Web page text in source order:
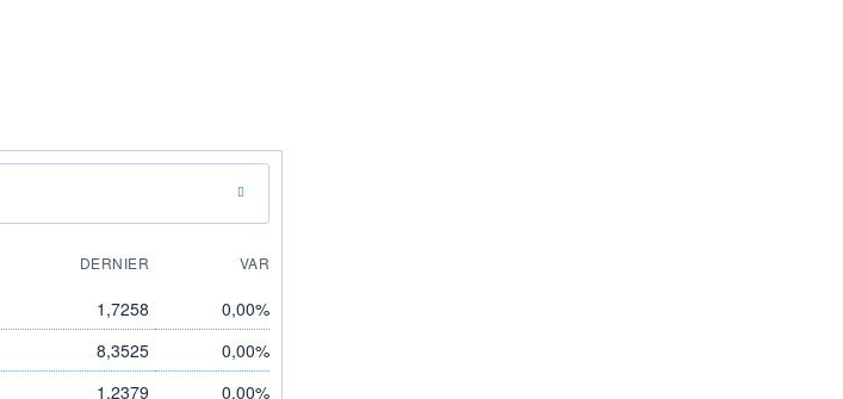
DERNIER VAR
1,7258 0,00%
8,3525 0,00%
1,2379 0,00%